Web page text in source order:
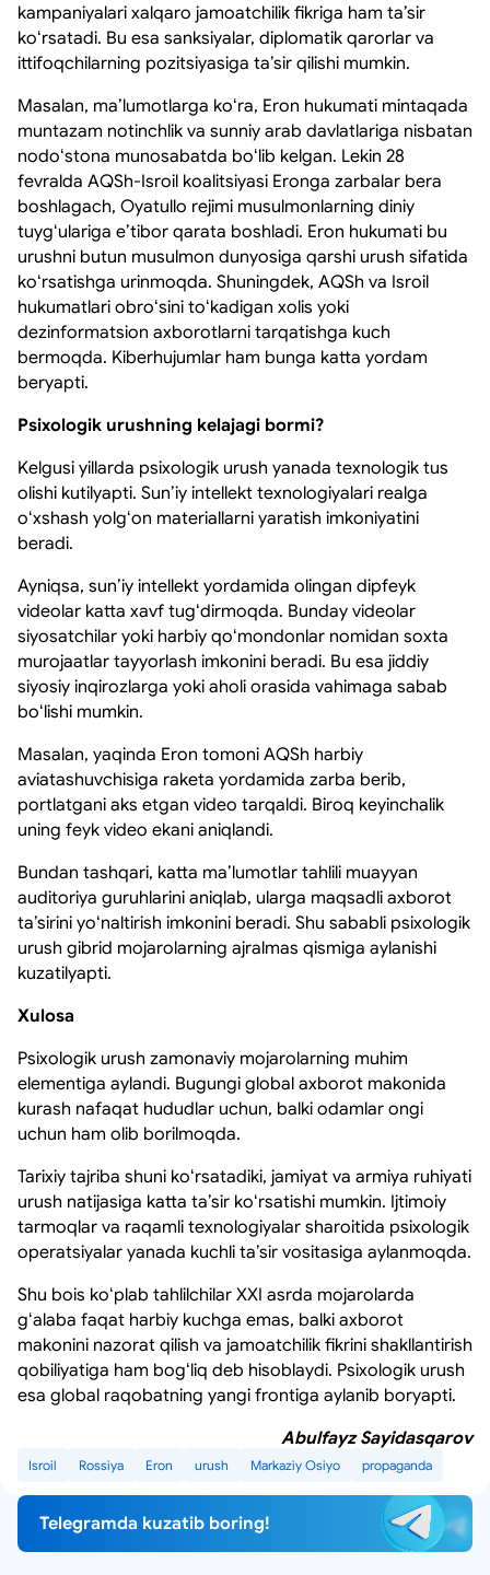
kampaniyalari xalqaro jamoatchilik fikriga ham taʼsir
koʻrsatadi. Bu esa sanksiyalar, diplomatik qarorlar va
ittifoqchilarning pozitsiyasiga taʼsir qilishi mumkin.
Masalan, maʼlumotlarga koʻra, Eron hukumati mintaqada
muntazam notinchlik va sunniy arab davlatlariga nisbatan
nodoʻstona munosabatda boʻlib kelgan. Lekin 28
fevralda AQSh-Isroil koalitsiyasi Eronga zarbalar bera
boshlagach, Oyatullo rejimi musulmonlarning diniy
tuygʻulariga eʼtibor qarata boshladi. Eron hukumati bu
urushni butun musulmon dunyosiga qarshi urush sifatida
koʻrsatishga urinmoqda. Shuningdek, AQSh va Isroil
hukumatlari obroʻsini toʻkadigan xolis yoki
dezinformatsion axborotlarni tarqatishga kuch
bermoqda. Kiberhujumlar ham bunga katta yordam
beryapti.
Psixologik urushning kelajagi bormi?
Kelgusi yillarda psixologik urush yanada texnologik tus
olishi kutilyapti. Sunʼiy intellekt texnologiyalari realga
oʻxshash yolgʻon materiallarni yaratish imkoniyatini
beradi.
Ayniqsa, sunʼiy intellekt yordamida olingan dipfeyk
videolar katta xavf tugʻdirmoqda. Bunday videolar
siyosatchilar yoki harbiy qoʻmondonlar nomidan soxta
murojaatlar tayyorlash imkonini beradi. Bu esa jiddiy
siyosiy inqirozlarga yoki aholi orasida vahimaga sabab
boʻlishi mumkin.
Masalan, yaqinda Eron tomoni AQSh harbiy
aviatashuvchisiga raketa yordamida zarba berib,
portlatgani aks etgan video tarqaldi. Biroq keyinchalik
uning feyk video ekani aniqlandi.
Bundan tashqari, katta maʼlumotlar tahlili muayyan
auditoriya guruhlarini aniqlab, ularga maqsadli axborot
taʼsirini yoʻnaltirish imkonini beradi. Shu sababli psixologik
urush gibrid mojarolarning ajralmas qismiga aylanishi
kuzatilyapti.
Xulosa
Psixologik urush zamonaviy mojarolarning muhim
elementiga aylandi. Bugungi global axborot makonida
kurash nafaqat hududlar uchun, balki odamlar ongi
uchun ham olib borilmoqda.
Tarixiy tajriba shuni koʻrsatadiki, jamiyat va armiya ruhiyati
urush natijasiga katta taʼsir koʻrsatishi mumkin. Ijtimoiy
tarmoqlar va raqamli texnologiyalar sharoitida psixologik
operatsiyalar yanada kuchli taʼsir vositasiga aylanmoqda.
Shu bois koʻplab tahlilchilar XXI asrda mojarolarda
gʻalaba faqat harbiy kuchga emas, balki axborot
makonini nazorat qilish va jamoatchilik fikrini shakllantirish
qobiliyatiga ham bogʻliq deb hisoblaydi. Psixologik urush
esa global raqobatning yangi frontiga aylanib boryapti.
Abulfayz Sayidasqarov
Isroil Rossiya Eron urush Markaziy Osiyo propaganda
Telegramda kuzatib boring!